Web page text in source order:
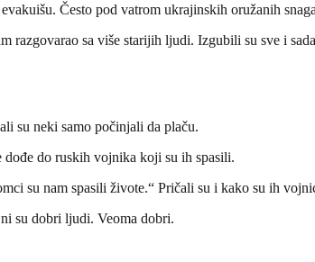
Često pod vatrom ukrajinskih oružanih
razgovarao sa više starijih ljudi. Izgubili su sve i
su neki samo počinjali da plaču.
dođe do ruskih vojnika koji su ih spasili.
su nam spasili živote.“ Pričali su i kako su ih
su dobri ljudi. Veoma dobri.